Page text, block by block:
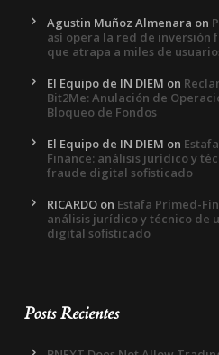
Agustin Muñoz Almenara on
así opera la red de inversión
que atrapa a miles de
El Equipo de IN DIEM on
Bit2Me: Anulación de
Bloqueo de Fondos
El Equipo de IN DIEM on
Finance: análisis jurídico y
fraude digital sofisticado
RICARDO on Estafa Primed-
análisis jurídico y técnico de
digital sofisticado
Posts Recientes